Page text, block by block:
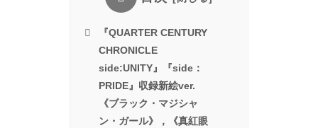
『QUARTER CENTURY
CHRONICLE
side:UNITY』『side：
PRIDE』収録新絵ver.
《ブラック・マジシャ
ン・ガール》，《真紅眼